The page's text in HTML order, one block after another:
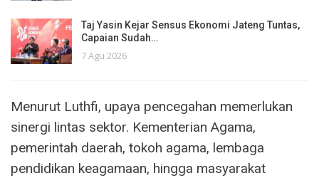
Taj Yasin Kejar Sensus Ekonomi Jateng Tuntas,
Capaian Sudah…
7 Agu 2026
Menurut Luthfi, upaya pencegahan memerlukan
sinergi lintas sektor. Kementerian Agama,
pemerintah daerah, tokoh agama, lembaga
pendidikan keagamaan, hingga masyarakat